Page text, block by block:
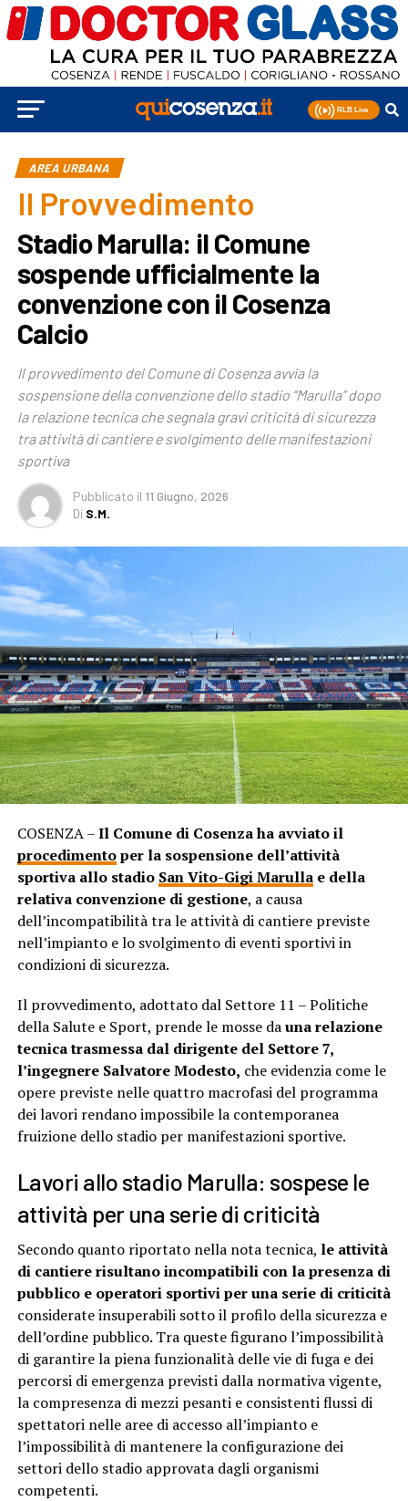
AREA URBANA
Il Provvedimento
Stadio Marulla: il Comune
sospende ufficialmente la
convenzione con il Cosenza
Calcio
Il provvedimento del Comune di Cosenza avvia la
sospensione della convenzione dello stadio “Marulla” dopo
la relazione tecnica che segnala gravi criticità di sicurezza
tra attività di cantiere e svolgimento delle manifestazioni
sportiva
Pubblicato il 11 Giugno, 2026
Di S.M.
COSENZA –Il Comune di Cosenza ha avviato il
procedimentoper la sospensione dell’attività
sportiva allo stadio San Vito-Gigi Marullae della
relativa convenzione di gestione, a causa
dell’incompatibilità tra le attività di cantiere previste
nell’impianto e lo svolgimento di eventi sportivi in
condizioni di sicurezza.
Il provvedimento, adottato dal Settore 11 – Politiche
della Salute e Sport, prende le mosse dauna relazione
tecnica trasmessa dal dirigente del Settore 7,
l’ingegnere Salvatore Modesto, che evidenzia come le
opere previste nelle quattro macrofasi del programma
dei lavori rendano impossibile la contemporanea
fruizione dello stadio per manifestazioni sportive.
Lavori allo stadio Marulla: sospese le
attività per una serie di criticità
Secondo quanto riportato nella nota tecnica, le attività
di cantiere risultano incompatibili con la presenza di
pubblico e operatori sportivi per una serie di criticità
considerate insuperabili sotto il profilo della sicurezza e
dell’ordine pubblico. Tra queste figurano l’impossibilità
di garantire la piena funzionalità delle vie di fuga e dei
percorsi di emergenza previsti dalla normativa vigente,
la compresenza di mezzi pesanti e consistenti flussi di
spettatori nelle aree di accesso all’impianto e
l’impossibilità di mantenere la configurazione dei
settori dello stadio approvata dagli organismi
competenti.